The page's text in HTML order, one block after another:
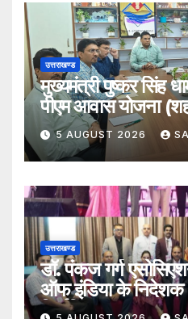
उत्तराखण्ड
मुख्यमंत्री पुष्कर सिंह
पीएम आवास योजना
समीक्षा
5 AUGUST 2026
उत्तराखण्ड
डॉ. पंकज गर्ग
ऑफ इंडिया के निदेशक
निर्वाचित